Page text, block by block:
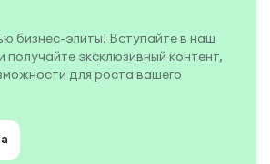
бизнес-элиты! Вступайте в наш
получайте эксклюзивный контент,
для роста вашего